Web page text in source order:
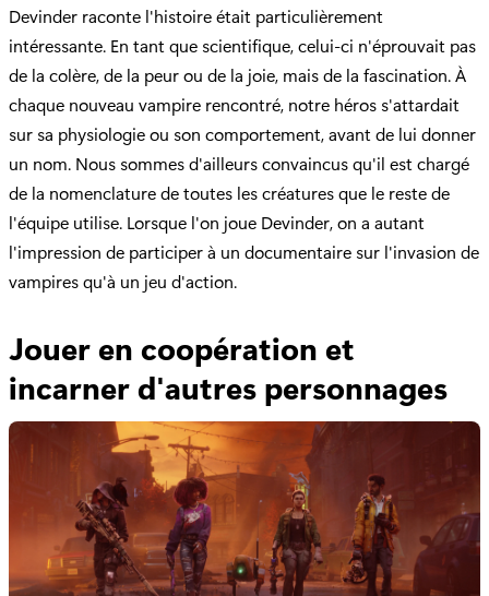
Devinder raconte l'histoire était particulièrement
intéressante. En tant que scientifique, celui-ci n'éprouvait pas
de la colère, de la peur ou de la joie, mais de la fascination. À
chaque nouveau vampire rencontré, notre héros s'attardait
sur sa physiologie ou son comportement, avant de lui donner
un nom. Nous sommes d'ailleurs convaincus qu'il est chargé
de la nomenclature de toutes les créatures que le reste de
l'équipe utilise. Lorsque l'on joue Devinder, on a autant
l'impression de participer à un documentaire sur l'invasion de
vampires qu'à un jeu d'action.
Jouer en coopération et
incarner d'autres personnages